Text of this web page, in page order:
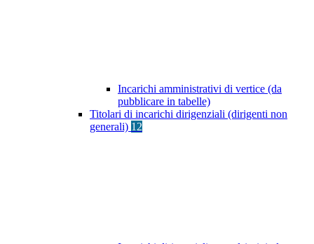
Incarichi amministrativi di vertice (da
pubblicare in tabelle)
Titolari di incarichi dirigenziali (dirigenti non
generali) 12